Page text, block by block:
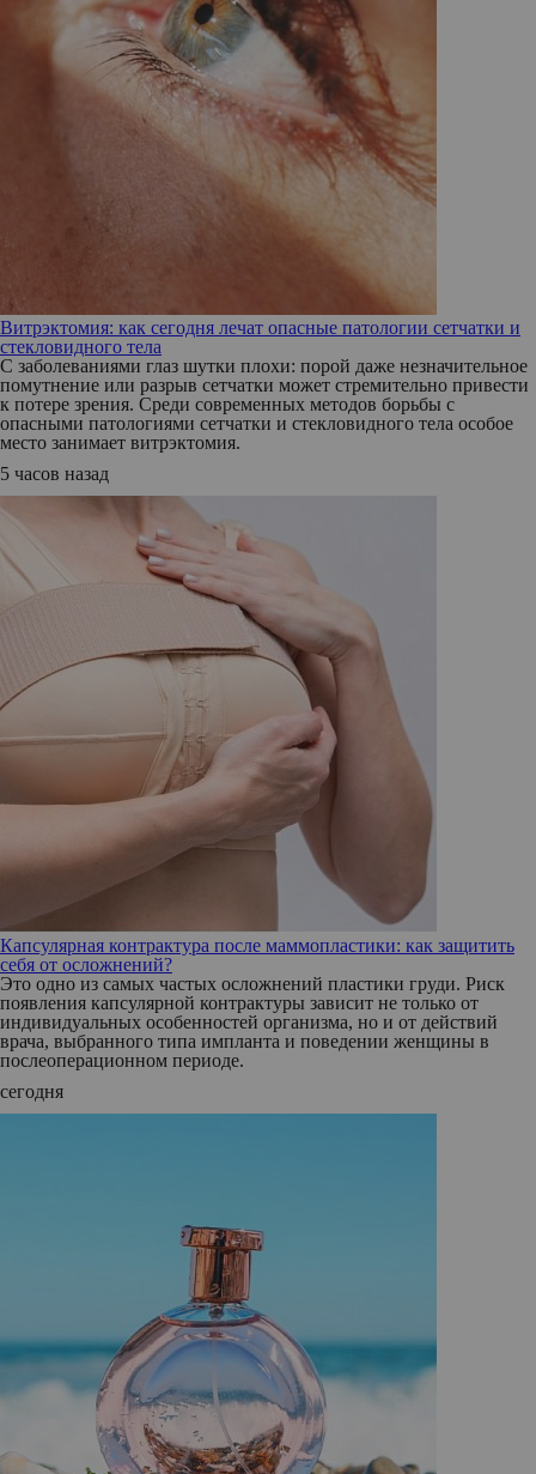
Витрэктомия: как сегодня лечат опасные патологии сетчатки и
стекловидного тела
С заболеваниями глаз шутки плохи: порой даже незначительное
помутнение или разрыв сетчатки может стремительно привести
к потере зрения. Среди современных методов борьбы с
опасными патологиями сетчатки и стекловидного тела особое
место занимает витрэктомия.
5 часов назад
Капсулярная контрактура после маммопластики: как защитить
себя от осложнений?
Это одно из самых частых осложнений пластики груди. Риск
появления капсулярной контрактуры зависит не только от
индивидуальных особенностей организма, но и от действий
врача, выбранного типа импланта и поведении женщины в
послеоперационном периоде.
сегодня